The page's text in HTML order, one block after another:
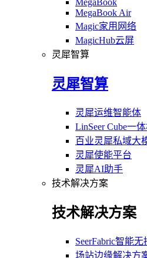
MegaBook
MegaBook Air
Magic家用网络
MagicHub云屏
灵犀智算
灵犀智算
灵犀运维智能体
LinSeer Cube一
百业灵犀私域大
灵犀使能平台
灵犀AI助手
技术解决方案
技术解决方案
SeerFabric智能
场站边缘解决方